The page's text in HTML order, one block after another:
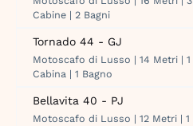
Cabine | 2 Bagni
Tornado 44 - GJ
Motoscafo di Lusso | 14 Metri | 1
Cabina | 1 Bagno
Bellavita 40 - PJ
Motoscafo di Lusso | 12 Metri | 1